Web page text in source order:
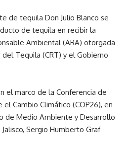
de tequila Don Julio Blanco se
de tequila en recibir la
Ambiental (ARA) otorgada
Tequila (CRT) y el Gobierno
el marco de la Conferencia de
el Cambio Climático (COP26), en
de Medio Ambiente y Desarrollo
Sergio Humberto Graf